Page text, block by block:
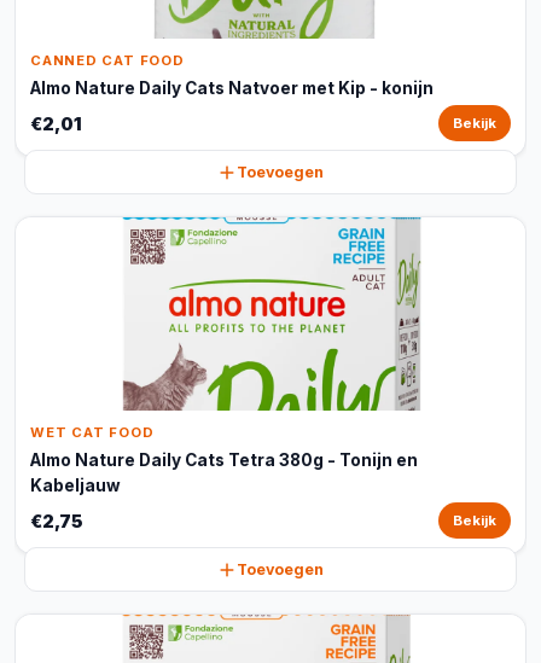
CANNED CAT FOOD
Almo Nature Daily Cats Natvoer met Kip - konijn
€2,01 Bekijk
Toevoegen
WET CAT FOOD
Almo Nature Daily Cats Tetra 380g - Tonijn en
Kabeljauw
€2,75 Bekijk
Toevoegen